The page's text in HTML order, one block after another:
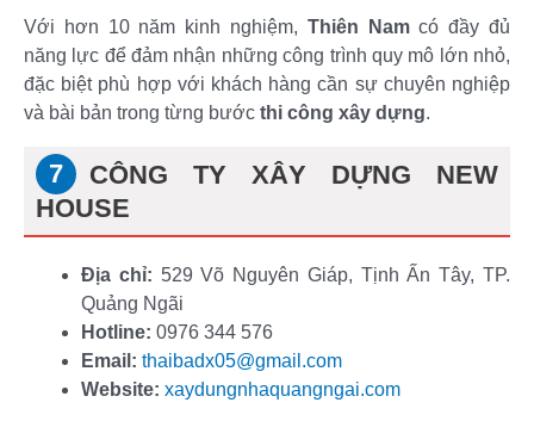
Với hơn 10 năm kinh nghiệm, Thiên Namcó đầy đủ
năng lực để đảm nhận những công trình quy mô lớn nhỏ,
đặc biệt phù hợp với khách hàng cần sự chuyên nghiệp
và bài bản trong từng bước thi công xây dựng.
CÔNG TY XÂY DỰNG NEW
HOUSE
Địa chỉ: 529 Võ Nguyên Giáp, Tịnh Ấn Tây, TP.
Quảng Ngãi
Hotline: 0976 344 576
Email: thaibadx05@gmail.com
Website: xaydungnhaquangngai.com